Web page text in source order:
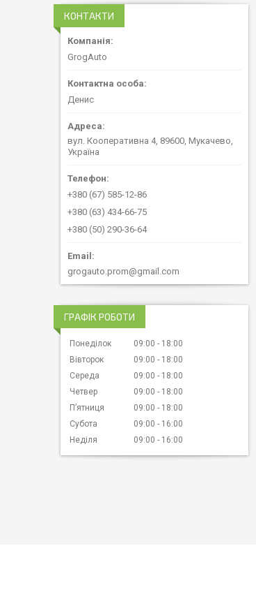
КОНТАКТИ
GrogAuto
Денис
вул. Кооперативна 4, 89600, Мукачево,
Україна
+380 (67) 585-12-86
+380 (63) 434-66-75
+380 (50) 290-36-64
grogauto.prom@gmail.com
ГРАФІК РОБОТИ
Понеділок 09:00
18:00
Вівторок
09:00
18:00
Середа
09:00
18:00
Четвер
09:00
18:00
Пʼятниця
09:00
18:00
Субота
09:00
16:00
Неділя
09:00 16:00